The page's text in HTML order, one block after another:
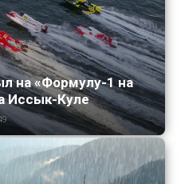
на «Формулу-1 на
Иссык-Куле